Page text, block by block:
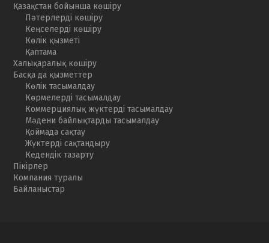
Қазақстан бойынша көшіру
Пәтерлерді көшіру
Кеңселерді көшіру
Көлік қызметі
Қаптама
Халықаралық көшіру
Басқа да қызметтер
Көлік тасымалдау
Көрмелерді тасымалдау
Коммерциялық жүктерді тасымалдау
Мәдени байлықтарды тасымалдау
Қоймада сақтау
Жүктерді сақтандыру
Кедендік тазарту
Пікірлер
Компания туралы
Байланыстар